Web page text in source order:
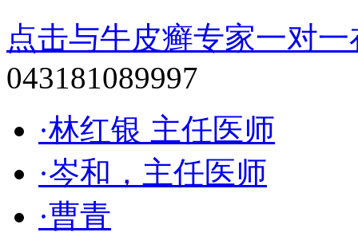
点击与牛皮癣专家一对
043181089997
·林红银 主任医师
·岑和，主任医师
·曹青